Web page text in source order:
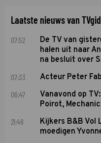
Laatste nieuws van
07:52
De TV van
halen uit naar
na besluit over
07:33 Acteur Peter
06:47
Vanavond op
Poirot,
21:48
Kijkers B&B Vol
moedigen